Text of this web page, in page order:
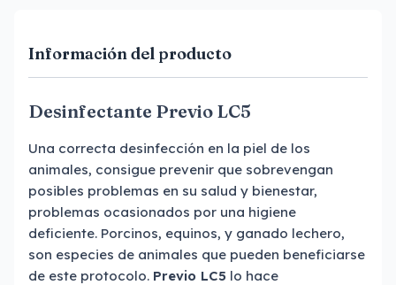
Información del producto
Desinfectante Previo LC5
Una correcta desinfección en la piel de los
animales, consigue prevenir que sobrevengan
posibles problemas en su salud y bienestar,
problemas ocasionados por una higiene
deficiente. Porcinos, equinos, y ganado lechero,
son especies de animales que pueden beneficiarse
de este protocolo. Previo LC5 lo hace